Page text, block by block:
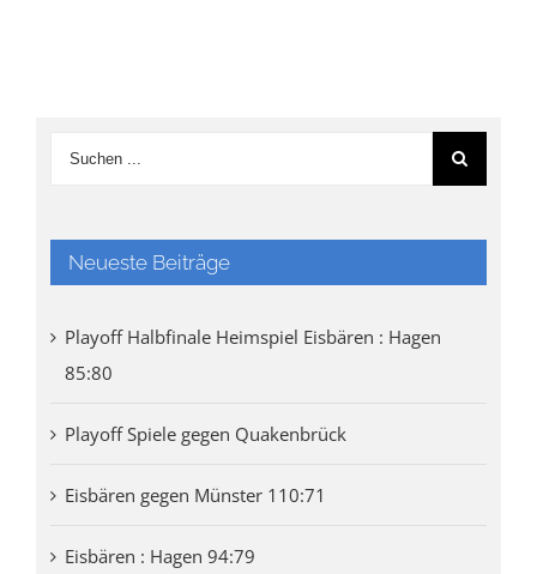
Neueste Beiträge
Playoff Halbfinale Heimspiel Eisbären : Hagen
85:80
Playoff Spiele gegen Quakenbrück
Eisbären gegen Münster 110:71
Eisbären : Hagen 94:79